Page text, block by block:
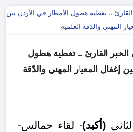
القارئ .. تغطية هطول
إغفال المعيار المهني والدّقة
(أكيد)- لقاء حمالس-